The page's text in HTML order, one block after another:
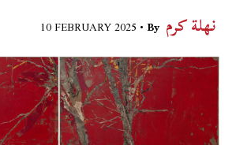
10 FEBRUARY 2025